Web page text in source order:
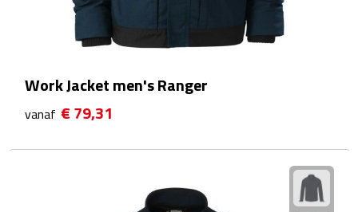
Waterflessen
Glazen & karaffen
Dubbelwandige glazen
Work Jacket men's Ranger
vanaf € 79,31